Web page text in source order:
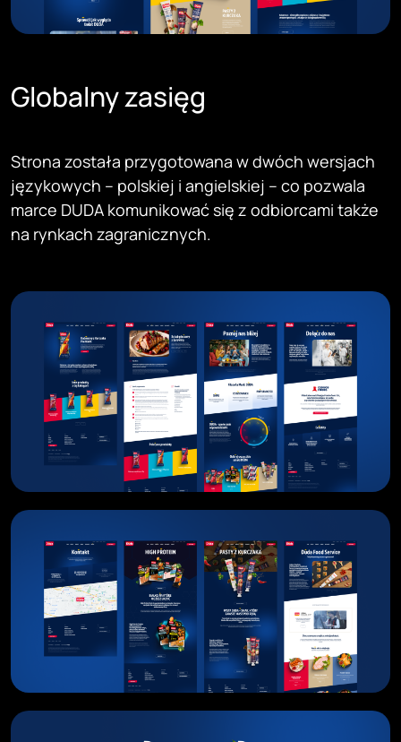
Globalny zasięg
Strona została przygotowana w dwóch wersjach
językowych – polskiej i angielskiej – co pozwala
marce DUDA komunikować się z odbiorcami także
na rynkach zagranicznych.